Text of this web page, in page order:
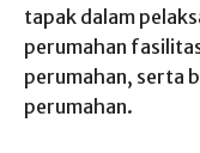
tapak dalam
perumahan
perumahan, serta
perumahan.